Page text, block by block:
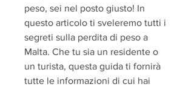
peso, sei nel posto giusto! In
questo articolo ti sveleremo tutti i
segreti sulla perdita di peso a
Malta. Che tu sia un residente o
un turista, questa guida ti fornirà
tutte le informazioni di cui hai